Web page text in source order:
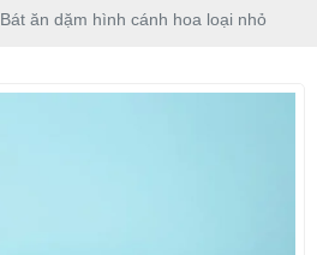
Bát ăn dặm hình cánh hoa loại nhỏ